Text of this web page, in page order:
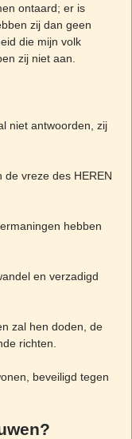
ontaard; er is
zij dan geen
die mijn volk
zij niet aan.
niet antwoorden, zij
vreze des HEREN
hebben
en verzadigd
zal hen doden, de
richten.
beveiligd tegen